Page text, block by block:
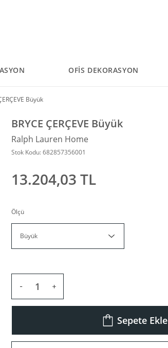
OFİS DEKORASYON
Büyük
BRYCE ÇERÇEVE Büyük
Ralph Lauren Home
Stok Kodu: 682857356001
13.204,03 TL
Ölçü
Sepete Ekle